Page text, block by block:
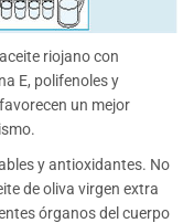
riojano con
E, polifenoles y
un mejor
y antioxidantes. No
de oliva virgen extra
órganos del cuerpo